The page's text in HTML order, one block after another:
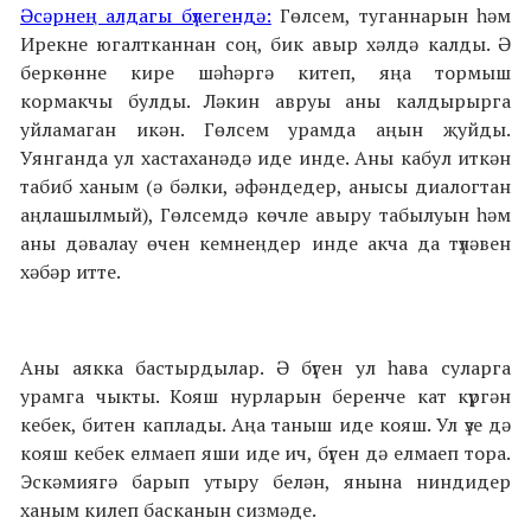
Әсәрнең алдагы бүлегендә: Гөлсем, туганнарын һәм
Ирекне югалтканнан соң, бик авыр хәлдә калды. Ә
беркөнне кире шәһәргә китеп, яңа тормыш
кормакчы булды. Ләкин авруы аны калдырырга
уйламаган икән. Гөлсем урамда аңын җуйды.
Уянганда ул хастаханәдә иде инде. Аны кабул иткән
табиб ханым (ә бәлки, әфәндедер, анысы диалогтан
аңлашылмый), Гөлсемдә көчле авыру табылуын һәм
аны дәвалау өчен кемнеңдер инде акча да түләвен
хәбәр итте.
Аны аякка бастырдылар. Ә бүген ул һава суларга
урамга чыкты. Кояш нурларын беренче кат күргән
кебек, битен каплады. Аңа таныш иде кояш. Ул үзе дә
кояш кебек елмаеп яши иде ич, бүген дә елмаеп тора.
Эскәмиягә барып утыру белән, янына ниндидер
ханым килеп басканын сизмәде.